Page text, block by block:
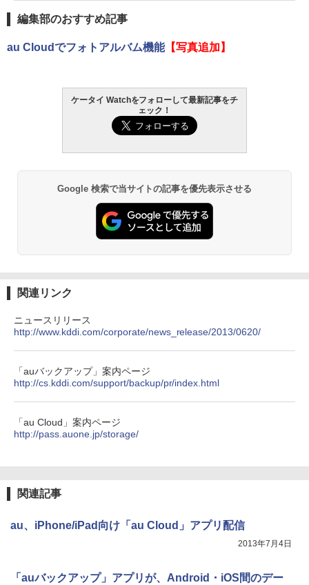
編集部のおすすめ記事
au Cloudでフォトアルバム機能【写真追加】
ケータイ Watchをフォローして最新記事をチ
ェック！
Google 検索で当サイトの記事を優先表示させる
関連リンク
ニュースリリース
http://www.kddi.com/corporate/news_release/2013/0620/
「auバックアップ」案内ページ
http://cs.kddi.com/support/backup/pr/index.html
「au Cloud」案内ページ
http://pass.auone.jp/storage/
関連記事
au、iPhone/iPad向け「au Cloud」アプリ配信
2013年7月4日
「auバックアップ」アプリが、Android・iOS間のデー